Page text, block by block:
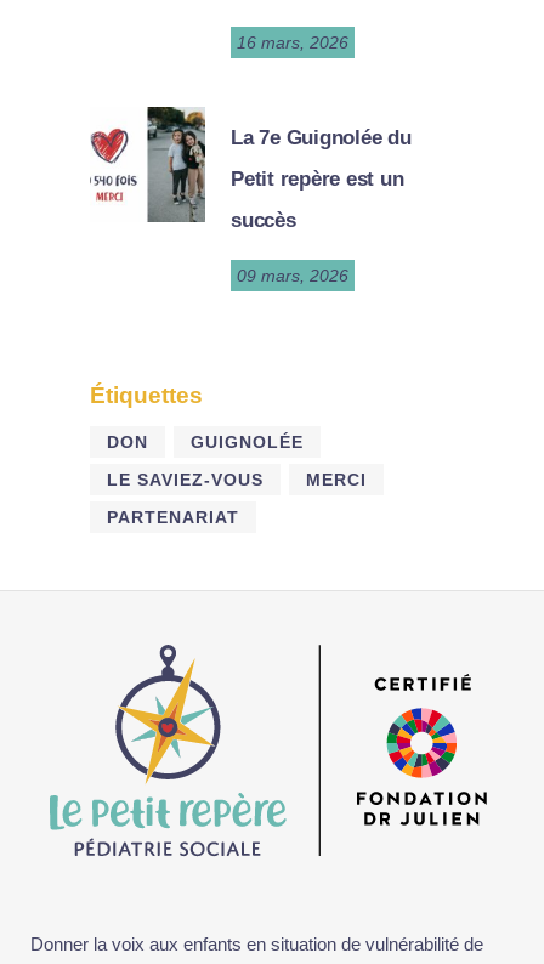
16 mars, 2026
La 7e Guignolée du
Petit repère est un
succès
09 mars, 2026
Étiquettes
DON
GUIGNOLÉE
LE SAVIEZ-VOUS
MERCI
PARTENARIAT
Donner la voix aux enfants en situation de vulnérabilité de